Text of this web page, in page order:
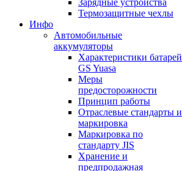
Зарядные устройства
Термозащитные чехлы
Инфо
Автомобильные
аккумуляторы
Характеристики батарей
GS Yuasa
Меры
предосторожности
Принцип работы
Отраслевые стандарты и
маркировка
Маркировка по
стандарту JIS
Хранение и
предпродажная